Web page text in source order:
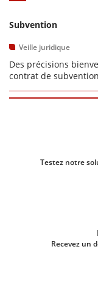
Subvention
Veille juridique
Des précisions
contrat de subvention
Testez notre
Recevez un